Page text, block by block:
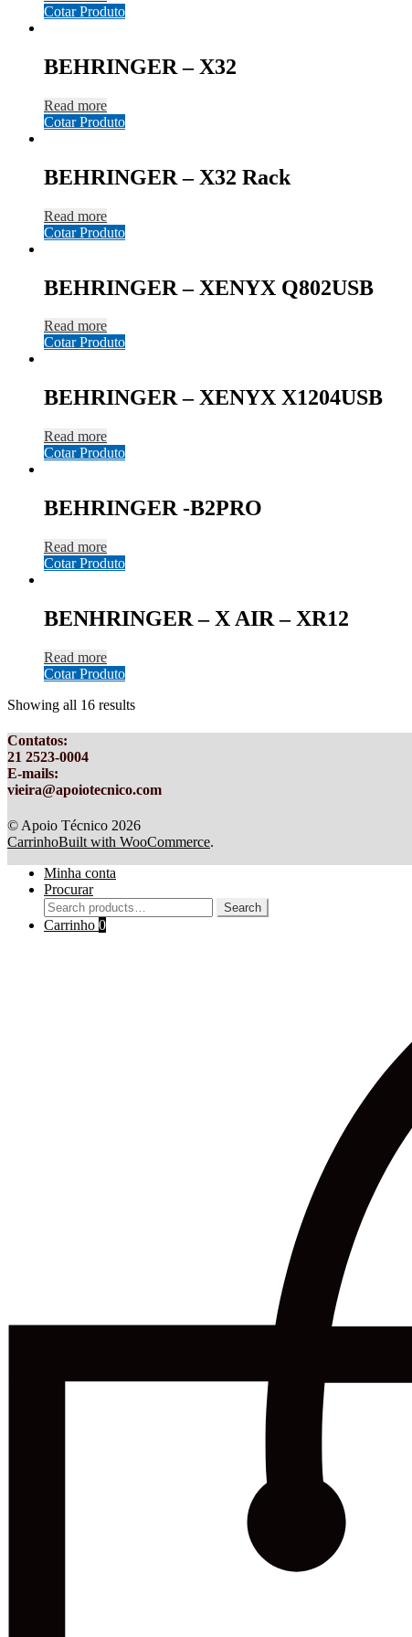
Cotar Produto
BEHRINGER – X32
Read more
Cotar Produto
BEHRINGER – X32 Rack
Read more
Cotar Produto
BEHRINGER – XENYX Q802USB
Read more
Cotar Produto
BEHRINGER – XENYX X1204USB
Read more
Cotar Produto
BEHRINGER -B2PRO
Read more
Cotar Produto
BENHRINGER – X AIR – XR12
Read more
Cotar Produto
Showing all 16 results
Contatos:
21 2523-0004
E-mails:
vieira@apoiotecnico.com
© Apoio Técnico 2026
CarrinhoBuilt with WooCommerce.
Minha conta
Procurar
Search
for:
Search
Carrinho 0